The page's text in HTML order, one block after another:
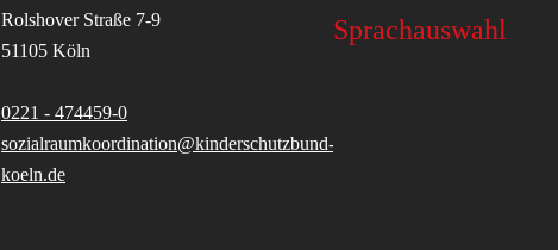
Rolshover Straße 7-9
51105 Köln
0221 - 474459-0
sozialraumkoordination@kinderschutzbund-
koeln.de
Sprachauswahl